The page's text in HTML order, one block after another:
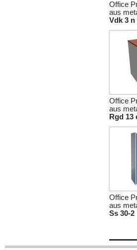
Office
aus
Vdk 3 n
Office
aus
Rgd 13
Office
aus
Ss 30-2